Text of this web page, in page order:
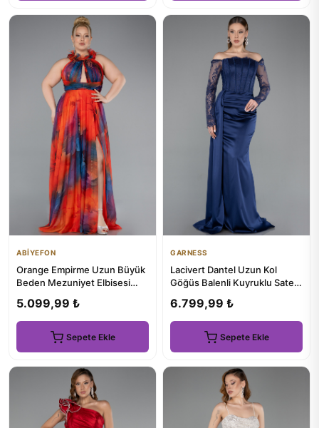
ABİYEFON
Orange Empirme Uzun Büyük
Beden Mezuniyet Elbisesi
5.099,99 ₺
Sepete Ekle
GARNESS
Lacivert Dantel Uzun Kol
Göğüs Balenli Kuyruklu Saten
6.799,99 ₺
Sepete Ekle